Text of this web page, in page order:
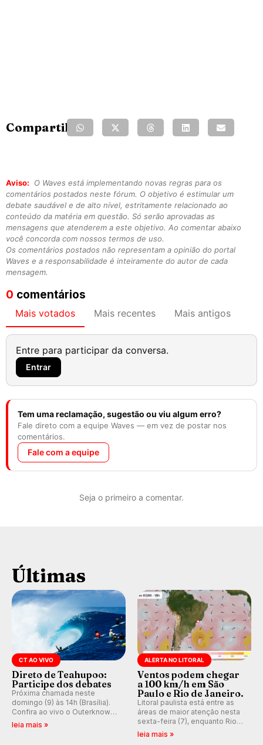
Compartilhe:
Aviso:
O Waves está implementando novas regras para os
comentários postados neste fórum. O objetivo é estimular um
debate saudável e de alto nível, estritamente relacionado ao
conteúdo da matéria em questão. Só serão aprovadas as
mensagens que atenderem a este objetivo. Ao comentar abaixo
você concorda com nossos termos de uso.
Os comentários postados não representam a opinião do portal
Waves e a responsabilidade é inteiramente do autor de cada
mensagem.
0 comentários
Mais votados Mais recentes Mais antigos
Entre para participar da conversa.
Entrar
Tem uma reclamação, sugestão ou viu algum erro?
Fale direto com a equipe Waves — em vez de postar nos
comentários.
Fale com a equipe
Seja o primeiro a comentar.
Últimas
CT AO VIVO
Direto de Teahupoo:
Participe dos debates
Próxima chamada neste
domingo (9) às 14h (Brasília).
Confira ao vivo o Outerknown
Tahiti Pro 2026 e participe dos
comentários e debates em
leia mais »
ALERTA NO LITORAL
Ventos podem chegar
a 100 km/h em São
Paulo e Rio de Janeiro.
Litoral paulista está entre as
áreas de maior atenção nesta
sexta-feira (7), enquanto Rio
de Janeiro também recebe
alerta para ventos fortes.
leia mais »